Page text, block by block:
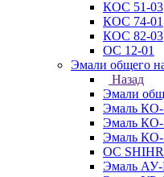
КОС 51-03
КОС 74-01
КОС 82-03
ОС 12-01
Эмали общего
Назад
Эмали
Эмаль КО-
Эмаль КО-
Эмаль КО-
ОС
Эмаль